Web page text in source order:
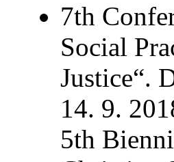
7th
Social
Justice“.
14. 9.
5th